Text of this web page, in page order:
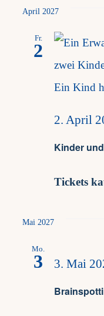
April 2027
Fr.
2
Kinder
2. April
Tickets
Mai 2027
Mo.
3 3. Mai